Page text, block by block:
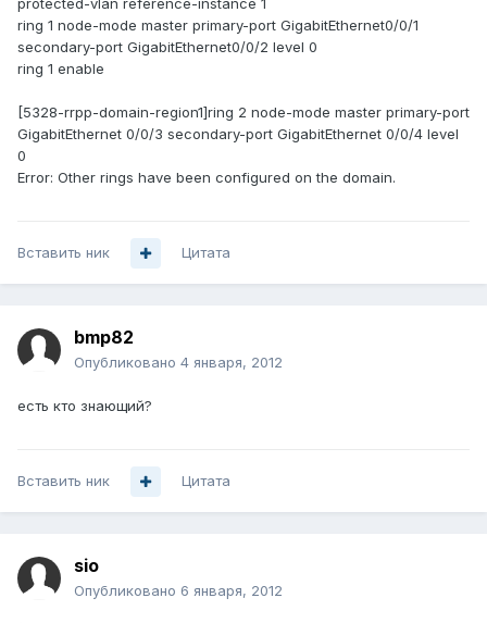
protected-vlan reference-instance 1
ring 1 node-mode master primary-port GigabitEthernet0/0/1
secondary-port GigabitEthernet0/0/2 level 0
ring 1 enable
[5328-rrpp-domain-region1]ring 2 node-mode master primary-port
GigabitEthernet 0/0/3 secondary-port GigabitEthernet 0/0/4 level
0
Error: Other rings have been configured on the domain.
Вставить ник Цитата
bmp82
Опубликовано 4 января, 2012
есть кто знающий?
Вставить ник Цитата
sio
Опубликовано 6 января, 2012